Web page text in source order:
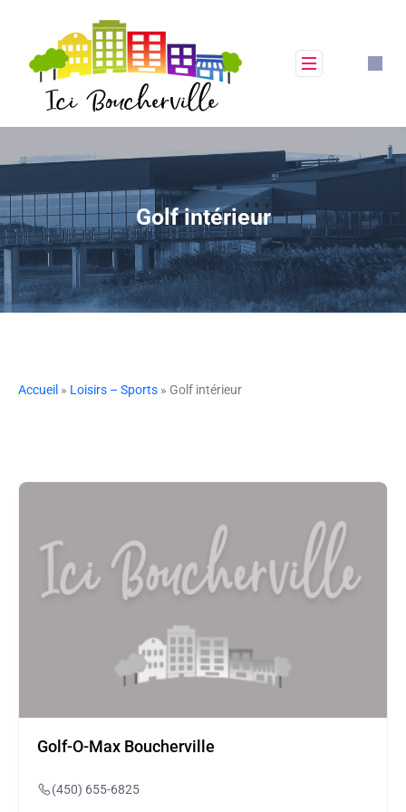
Golf intérieur
Accueil » Loisirs – Sports » Golf intérieur
Golf-O-Max Boucherville
(450) 655-6825